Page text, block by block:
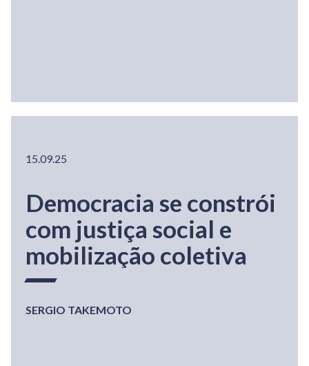
15.09.25
Democracia se constrói
com justiça social e
mobilização coletiva
SERGIO TAKEMOTO